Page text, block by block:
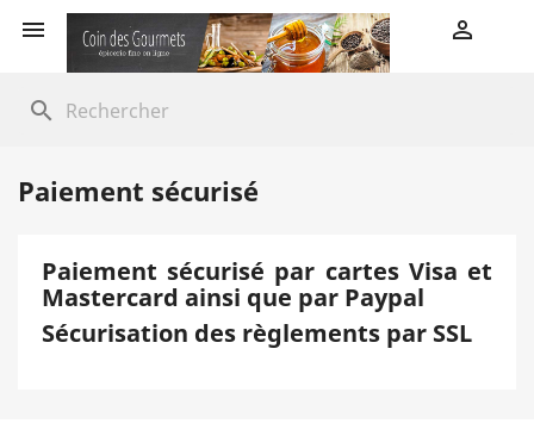
 
search
Paiement sécurisé
Paiement sécurisé par cartes Visa et
Mastercard ainsi que par Paypal
Sécurisation des règlements par SSL